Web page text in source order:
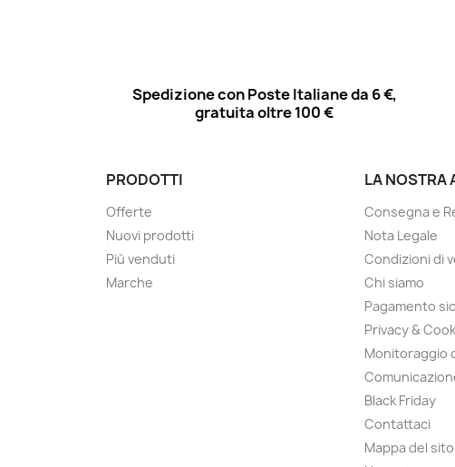
Spedizione con Poste Italiane da 6 €,
gratuita oltre 100 €
PRODOTTI
Offerte
Nuovi prodotti
Più venduti
Marche
LA NOSTRA
Consegna e
Nota Legale
Condizioni di
Chi siamo
Pagamento
Privacy &
Monitoraggio
Black Friday
Contattaci
Mappa del sito